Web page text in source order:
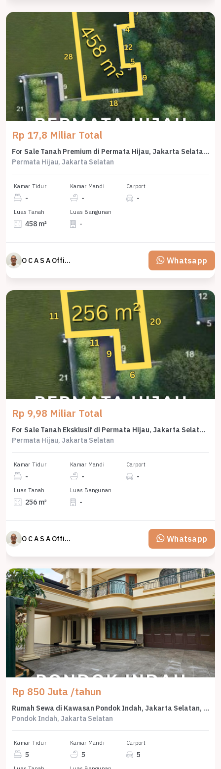
Rp 17,8 Miliar Total
For Sale Tanah Premium di Permata Hijau, Jakarta Selatan, LT 458m²
Permata Hijau, Jakarta Selatan
Kamar Tidur
-
Kamar Mandi
-
Carport
-
Luas Tanah
458 m²
Luas Bangunan
-
O C A S A Official property perfected Whatsapp
Rp 9,98 Miliar Total
For Sale Tanah Eksklusif di Permata Hijau, Jakarta Selatan, LT 256m²
Permata Hijau, Jakarta Selatan
Kamar Tidur
-
Kamar Mandi
-
Carport
-
Luas Tanah
256 m²
Luas Bangunan
-
O C A S A Official property perfected Whatsapp
Rp 850 Juta /tahun
Rumah Sewa di Kawasan Pondok Indah, Jakarta Selatan, Lokasi Strategis, Harga Menarik
Pondok Indah, Jakarta Selatan
Kamar Tidur
5
Kamar Mandi
5
Carport
5